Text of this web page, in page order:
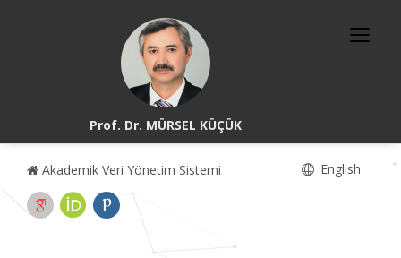
Prof. Dr. MÜRSEL KÜÇÜK
Akademik Veri Yönetim Sistemi English